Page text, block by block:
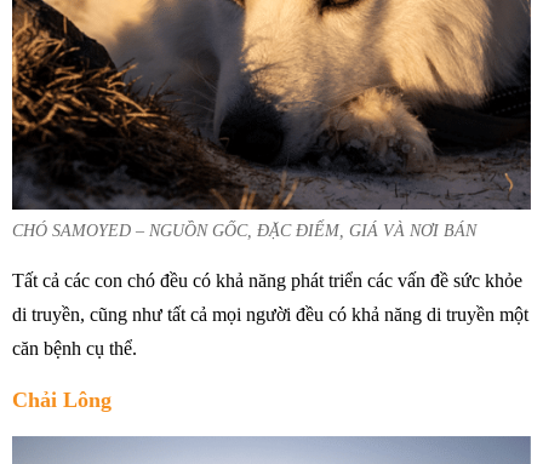
CHÓ SAMOYED – NGUỒN GỐC, ĐẶC ĐIỂM, GIÁ VÀ NƠI BÁN
Tất cả các con chó đều có khả năng phát triển các vấn đề sức khỏe
di truyền, cũng như tất cả mọi người đều có khả năng di truyền một
căn bệnh cụ thể.
Chải Lông